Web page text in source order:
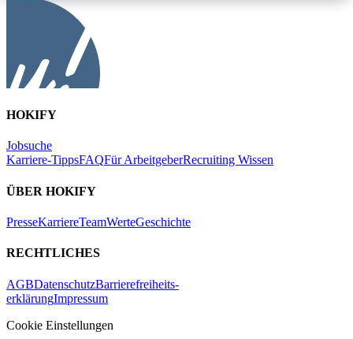
HOKIFY
Jobsuche
Karriere-TippsFAQFür ArbeitgeberRecruiting Wissen
ÜBER HOKIFY
PresseKarriereTeamWerteGeschichte
RECHTLICHES
AGBDatenschutzBarrierefreiheits-
erklärungImpressum
Cookie Einstellungen